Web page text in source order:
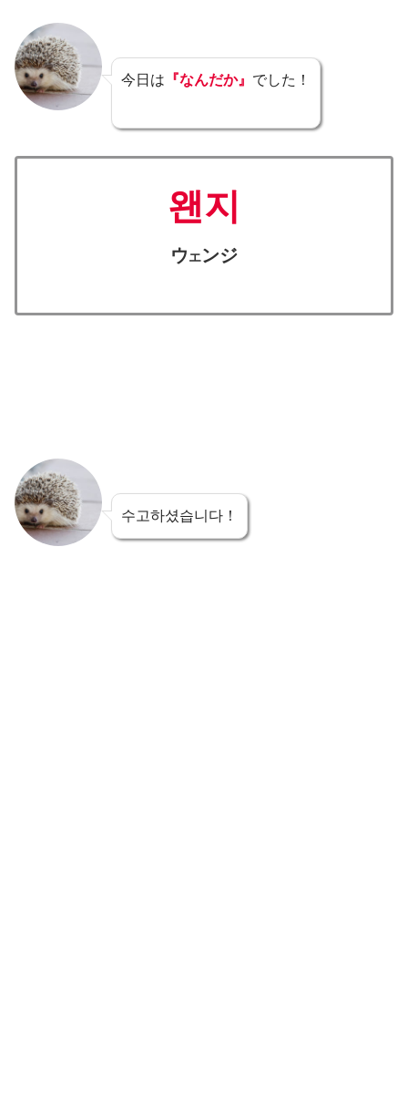
今日は 『なんだか』 でした！
왠지
ウエンジ
수고하셨습니다！